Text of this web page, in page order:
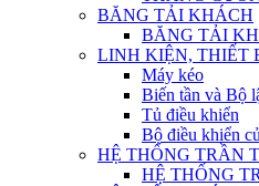
BĂNG TẢI KHÁCH
BĂNG TẢI
LINH KIỆN, THIẾT
Máy kéo
Biến tần và Bộ
Tủ điều khiển
Bộ điều khiển
HỆ THỐNG TRẦN
HỆ THỐNG